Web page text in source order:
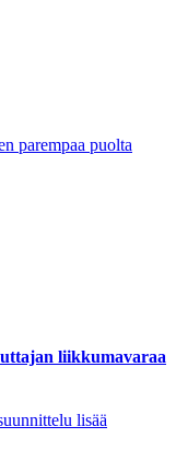
parempaa puolta
liikkumavaraa
lisää